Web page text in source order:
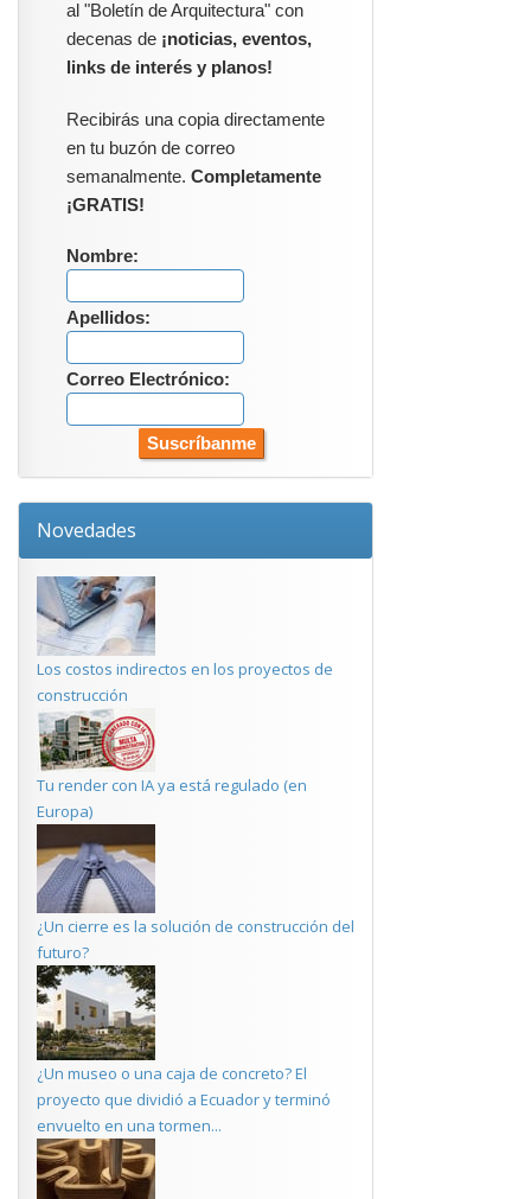
al "Boletín de Arquitectura" con
decenas de ¡noticias, eventos,
links de interés y planos!
Recibirás una copia directamente
en tu buzón de correo
semanalmente. Completamente
¡GRATIS!
Nombre:
Apellidos:
Correo Electrónico:
Novedades
Los costos indirectos en los proyectos de
construcción
Tu render con IA ya está regulado (en
Europa)
¿Un cierre es la solución de construcción del
futuro?
¿Un museo o una caja de concreto? El
proyecto que dividió a Ecuador y terminó
envuelto en una tormen...